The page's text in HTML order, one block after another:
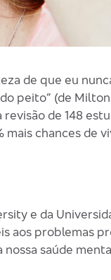
de que eu
peito” (de
de 148
chances de
e da
aos problemas
saúde